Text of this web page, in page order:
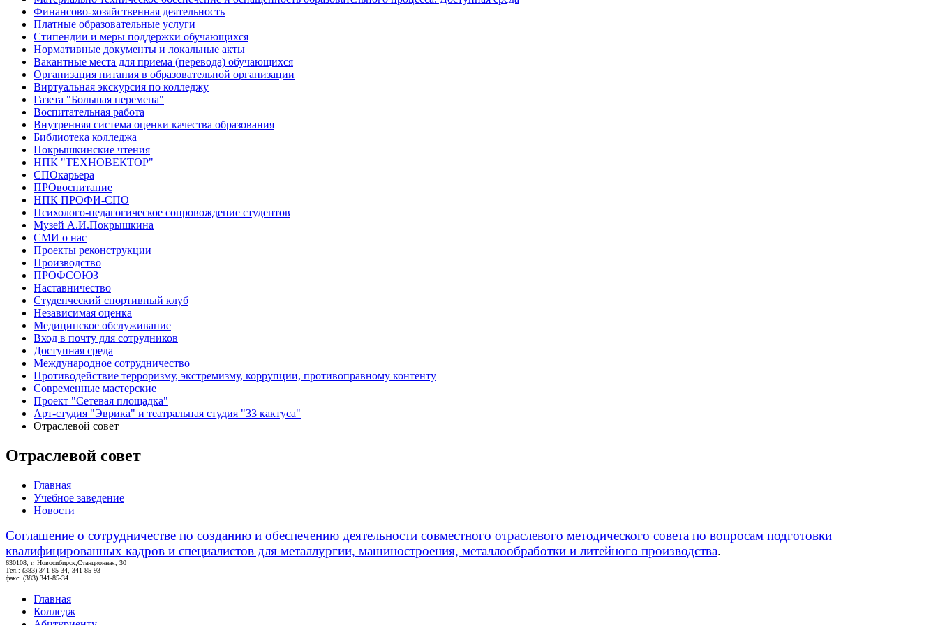
Финансово-хозяйственная деятельность
Платные образовательные услуги
Стипендии и меры поддержки обучающихся
Нормативные документы и локальные акты
Вакантные места для приема (перевода) обучающихся
Организация питания в образовательной организации
Виртуальная экскурсия по колледжу
Газета "Большая перемена"
Воспитательная работа
Внутренняя система оценки качества образования
Библиотека колледжа
Покрышкинские чтения
НПК "ТЕХНОВЕКТОР"
СПОкарьера
ПРОвоспитание
НПК ПРОФИ-СПО
Психолого-педагогическое сопровождение студентов
Музей А.И.Покрышкина
СМИ о нас
Проекты реконструкции
Производство
ПРОФСОЮЗ
Наставничество
Студенческий спортивный клуб
Независимая оценка
Медицинское обслуживание
Вход в почту для сотрудников
Доступная среда
Международное сотрудничество
Противодействие терроризму, экстремизму, коррупции, противоправному контенту
Современные мастерские
Проект "Сетевая площадка"
Арт-студия "Эврика" и театральная студия "33 кактуса"
Отраслевой совет
Отраслевой совет
Главная
Учебное заведение
Новости
Соглашение о сотрудничестве по созданию и обеспечению деятельности совместного отраслевого методического совета по вопросам подготовки
квалифицированных кадров и специалистов для металлургии, машиностроения, металлообработки и литейного производства.
630108, г. Новосибирск,Станционная, 30
Тел.: (383) 341-85-34, 341-85-93
факс: (383) 341-85-34
Главная
Колледж